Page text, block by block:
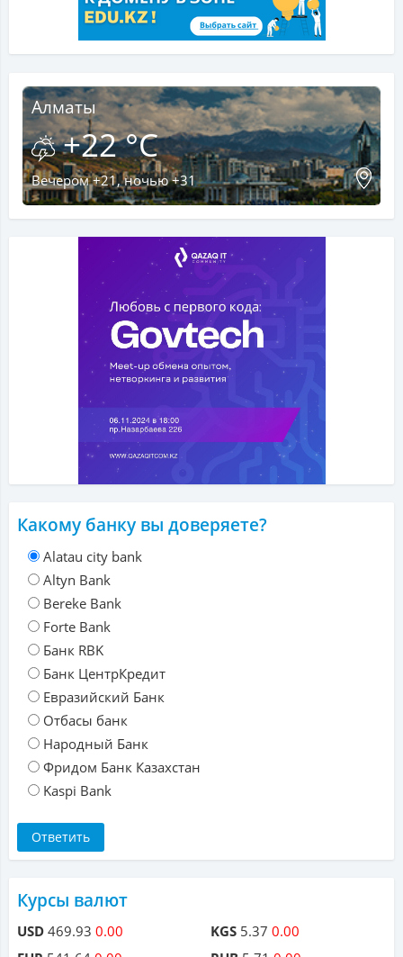
Алматы
+22 °C
Вечером +21, ночью +31
Какому банку вы доверяете?
Alatau city bank
Altyn Bank
Bereke Bank
Forte Bank
Банк RBK
Банк ЦентрКредит
Евразийский Банк
Отбасы банк
Народный Банк
Фридом Банк Казахстан
Kaspi Bank
Курсы валют
USD 469.93 0.00
KGS 5.37 0.00